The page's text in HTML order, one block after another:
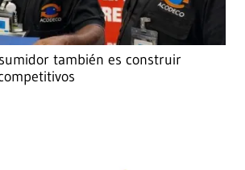
también es construir